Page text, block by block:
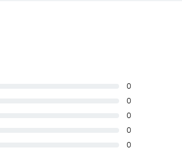
0
0
0
0
0